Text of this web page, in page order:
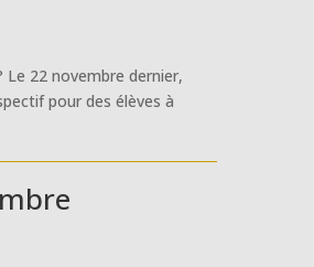
Le 22 novembre dernier,
pour des élèves à